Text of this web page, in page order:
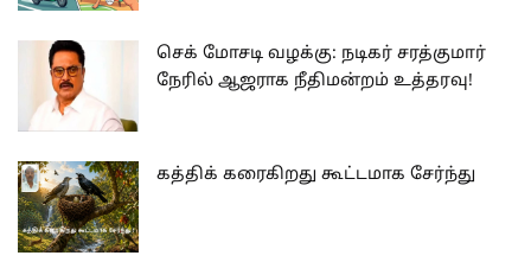
செக் மோசடி வழக்கு: நடிகர் சரத்குமார்
நேரில் ஆஜராக நீதிமன்றம் உத்தரவு!
கத்திக் கரைகிறது கூட்டமாக சேர்ந்து